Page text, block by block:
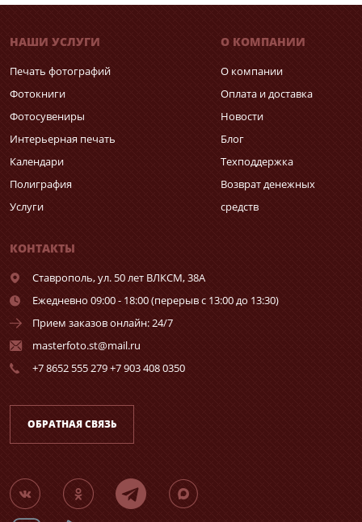
НАШИ УСЛУГИ
Печать фотографий
Фотокниги
Фотосувениры
Интерьерная печать
Календари
Полиграфия
Услуги
О КОМПАНИИ
О компании
Оплата и доставка
Новости
Блог
Техподдержка
Возврат денежных
средств
КОНТАКТЫ
Ставрополь,ул. 50 лет ВЛКСМ, 38А
Ежедневно 09:00 - 18:00 (перерыв с 13:00 до 13:30)
Прием заказов онлайн: 24/7
masterfoto.st@mail.ru
+7 8652 555 279 +7 903 408 0350
ОБРАТНАЯ СВЯЗЬ